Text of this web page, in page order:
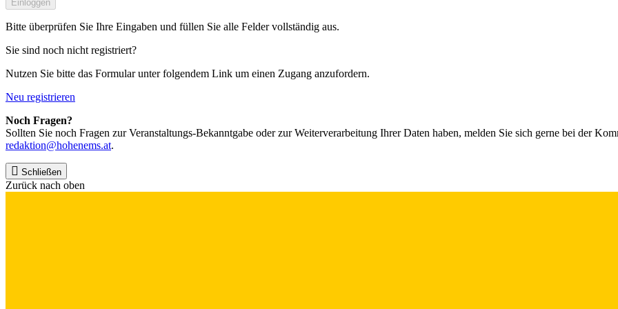
Einloggen
Bitte überprüfen Sie Ihre Eingaben und füllen Sie alle Felder vollständig aus.
Sie sind noch nicht registriert?
Nutzen Sie bitte das Formular unter folgendem Link um einen Zugang anzufordern.
Neu registrieren
Noch Fragen?
Sollten Sie noch Fragen zur Veranstaltungs-Bekanntgabe oder zur Weiterverarbeitung Ihrer Daten haben, melden Sie sich gerne bei der
redaktion@hohenems.at.
Schließen
Zurück nach oben